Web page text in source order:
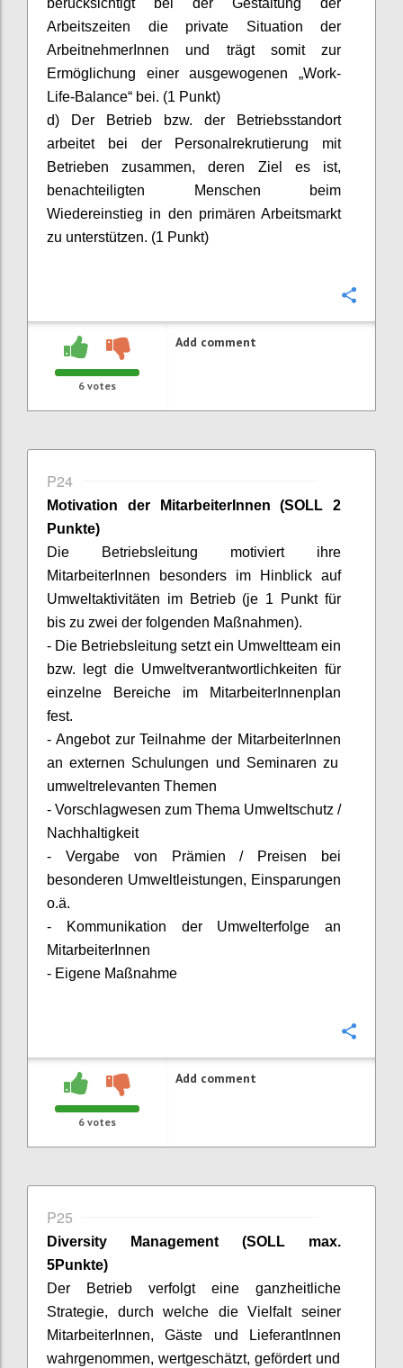
Arbeitszeiten die private Situation der
ArbeitnehmerInnen und trägt somit zur
Ermöglichung einer ausgewogenen „Work-
Life-Balance“ bei. (1 Punkt)
d) Der Betrieb bzw. der Betriebsstandort
arbeitet bei der Personalrekrutierung mit
Betrieben zusammen, deren Ziel es ist,
benachteiligten Menschen beim
Wiedereinstieg in den primären Arbeitsmarkt
zu unterstützen. (1 Punkt)
6 votes
Add comment
P24
Motivation der MitarbeiterInnen (SOLL 2
Punkte)
Die Betriebsleitung motiviert ihre
MitarbeiterInnen besonders im Hinblick auf
Umweltaktivitäten im Betrieb (je 1 Punkt für
bis zu zwei der folgenden Maßnahmen).
- Die Betriebsleitung setzt ein Umweltteam ein
bzw. legt die Umweltverantwortlichkeiten für
einzelne Bereiche im
MitarbeiterInnenplan
fest.
- Angebot zur Teilnahme der MitarbeiterInnen
an externen Schulungen und Seminaren zu
umweltrelevanten Themen
- Vorschlagwesen zum Thema Umweltschutz /
Nachhaltigkeit
- Vergabe von Prämien / Preisen bei
besonderen Umweltleistungen, Einsparungen
o.ä.
- Kommunikation der Umwelterfolge an
MitarbeiterInnen
- Eigene Maßnahme
6 votes
Add comment
P25
Diversity Management (SOLL max.
5Punkte)
Der Betrieb verfolgt eine ganzheitliche
Strategie, durch welche die Vielfalt seiner
MitarbeiterInnen, Gäste und
LieferantInnen
wahrgenommen, wertgeschätzt, gefördert und